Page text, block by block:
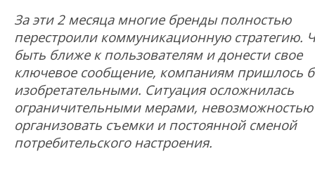
За эти 2 месяца многие бренды полностью
перестроили коммуникационную стратегию.
быть ближе к пользователям и донести свое
ключевое сообщение, компаниям пришлось
изобретательными. Ситуация осложнилась
ограничительными мерами, невозможностью
организовать съемки и постоянной сменой
потребительского настроения.